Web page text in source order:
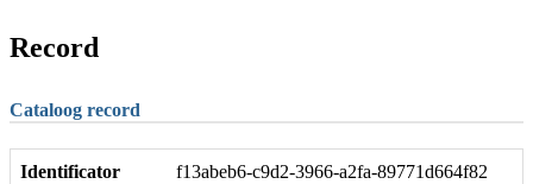
Record
Cataloog record
Identificator f13abeb6-c9d2-3966-a2fa-89771d664f82